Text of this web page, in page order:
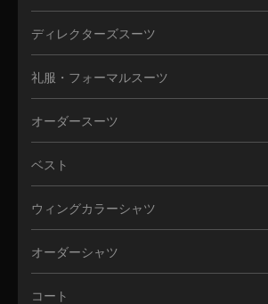
ディレクターズスーツ
礼服・フォーマルスーツ
オーダースーツ
ベスト
ウィングカラーシャツ
オーダーシャツ
コート